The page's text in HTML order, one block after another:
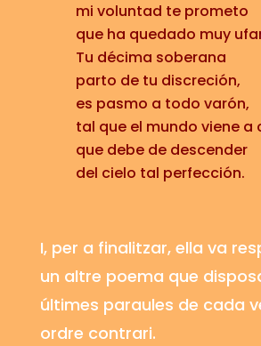
mi voluntad te prometo
que ha quedado muy
Tu décima soberana
parto de tu discreción,
es pasmo a todo varón,
tal que el mundo viene a
que debe de descender
del cielo tal perfección.
I, per a finalitzar, ella va
un altre poema que
últimes paraules de cada
ordre contrari.